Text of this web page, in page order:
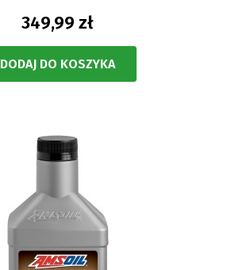
349,99 zł
DODAJ DO KOSZYKA